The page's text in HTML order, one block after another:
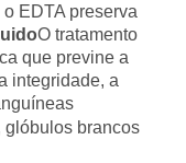
EDTA preserva
O tratamento
que previne a
integridade, a
brancos